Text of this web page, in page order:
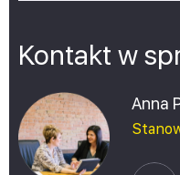
Kontakt w
Anna